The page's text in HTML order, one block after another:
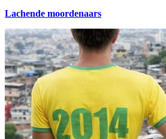
Lachende moordenaars